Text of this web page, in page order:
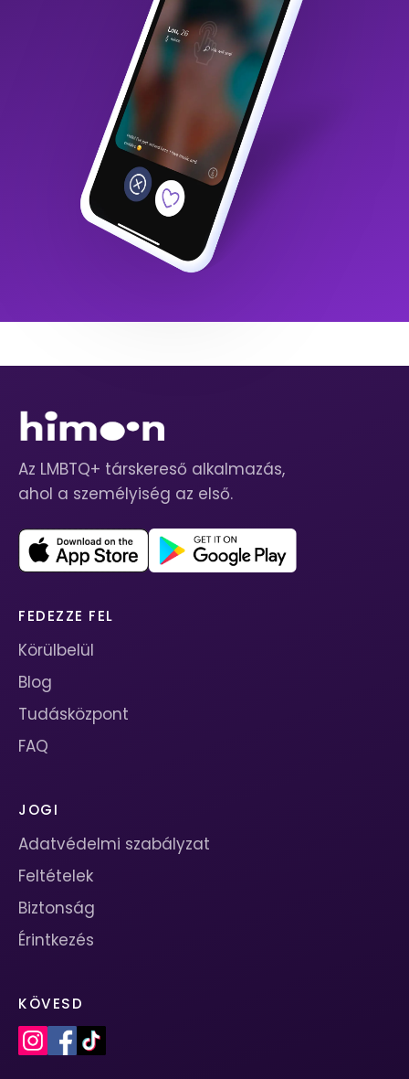
Az LMBTQ+ társkereső alkalmazás,
ahol a személyiség az első.
FEDEZZE FEL
Körülbelül
Blog
Tudásközpont
FAQ
JOGI
Adatvédelmi szabályzat
Feltételek
Biztonság
Érintkezés
KÖVESD